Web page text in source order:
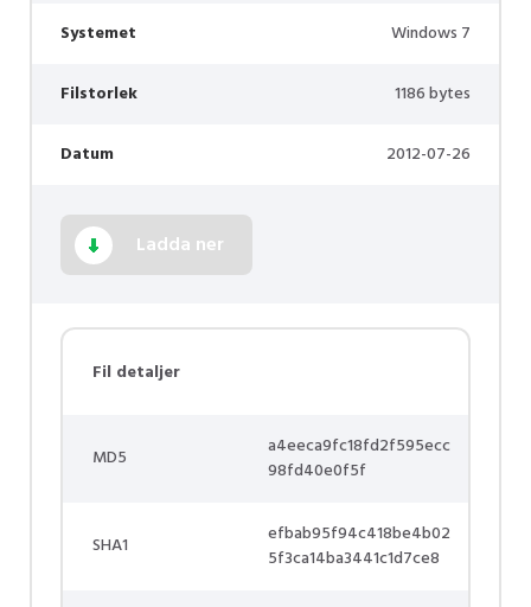
Systemet Windows 7
Filstorlek 1186 bytes
Datum 2012-07-26
Ladda ner
Fil detaljer
MD5
a4eeca9fc18fd2f595ecc
98fd40e0f5f
SHA1
efbab95f94c418be4b02
5f3ca14ba3441c1d7ce8